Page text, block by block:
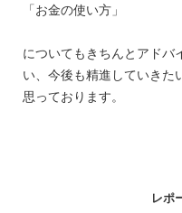
「お金の使い方」
についてもきちんとアドバ
い、今後も精進していきた
思っております。
レポ